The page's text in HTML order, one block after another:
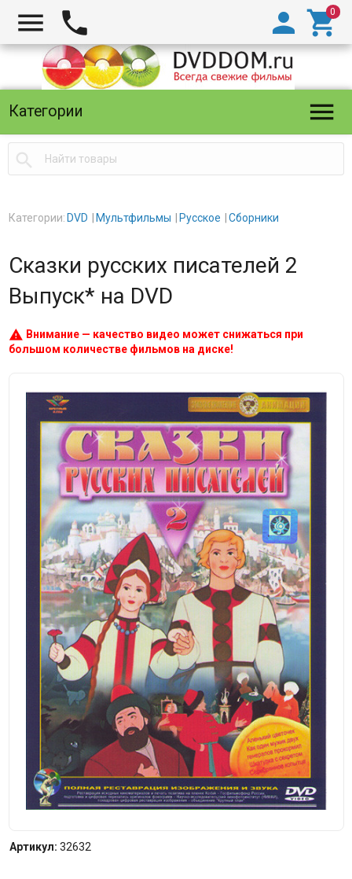
  

Категории 

Категории: DVD Мультфильмы Русское Сборники
Сказки русских писателей 2
Выпуск* на DVD
warning Внимание — качество видео может снижаться при
большом количестве фильмов на диске!
Артикул: 32632